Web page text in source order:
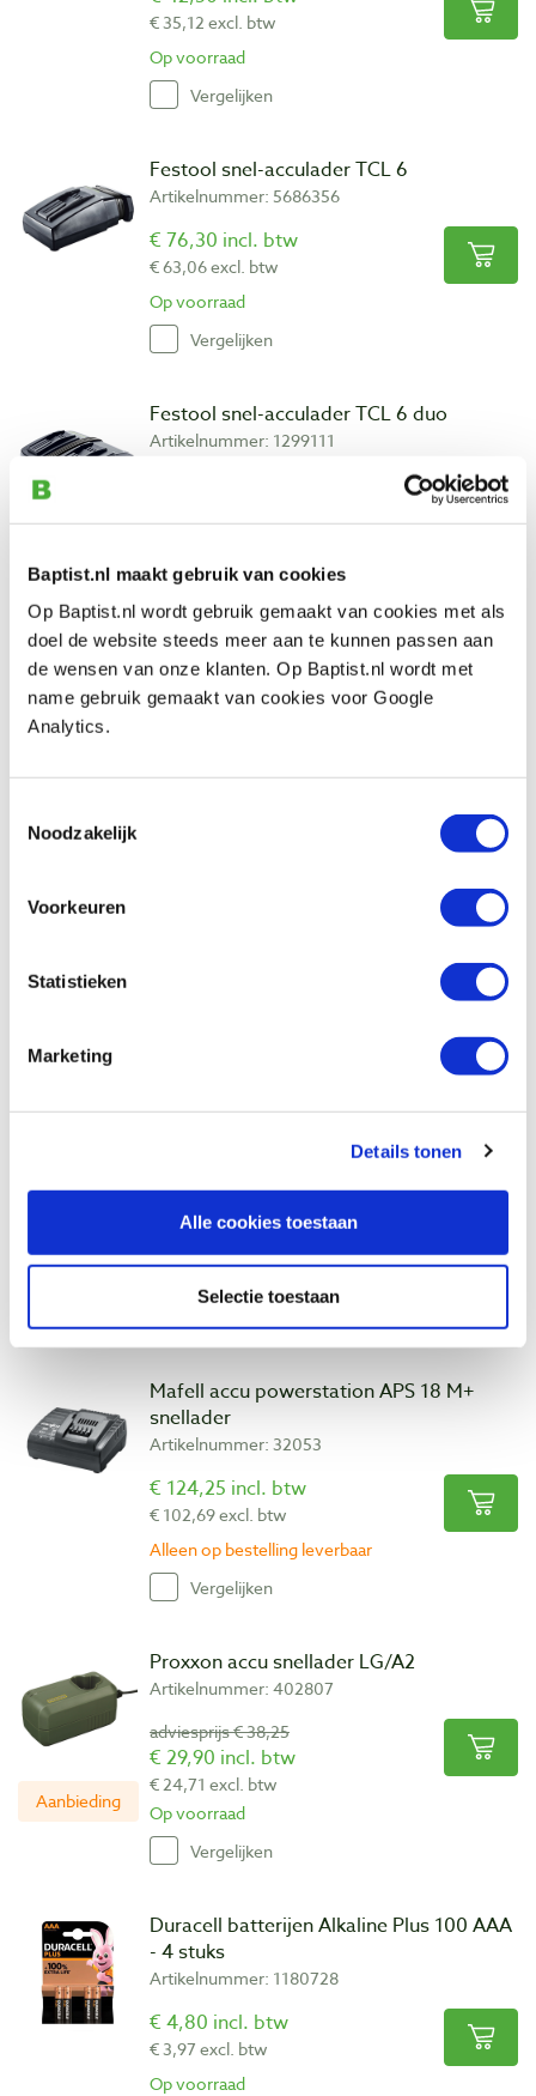
Baptist.nl maakt gebruik van cookies
Op Baptist.nl wordt gebruik gemaakt van cookies met als
doel de website steeds meer aan te kunnen passen aan
de wensen van onze klanten. Op Baptist.nl wordt met
name gebruik gemaakt van cookies voor Google
Analytics.
Noodzakelijk
Voorkeuren
Statistieken
Marketing
Details tonen
Alle cookies toestaan
Selectie toestaan
€ 35,12 excl. btw
Op voorraad
Vergelijken
Festool snel-acculader TCL 6
Artikelnummer: 5686356
€ 76,30 incl. btw
€ 63,06 excl. btw
Op voorraad
Vergelijken
Festool snel-acculader TCL 6 duo
Artikelnummer: 1299111
Vergelijken
Makita startset LXT DC18RD/2XBL1850B
Artikelnummer: 6131812
Makita duo oplader TXT DC18RD
€ 153,00 incl. btw
Mafell accu powerstation APS 18 M+
snellader
Artikelnummer: 32053
€ 124,25 incl. btw
€ 102,69 excl. btw
Alleen op bestelling leverbaar
Vergelijken
Aanbieding
Proxxon accu snellader LG/A2
Artikelnummer: 402807
adviesprijs € 38,25
€ 29,90 incl. btw
€ 24,71 excl. btw
Op voorraad
Vergelijken
Duracell batterijen Alkaline Plus 100 AAA
- 4 stuks
Artikelnummer: 1180728
€ 4,80 incl. btw
€ 3,97 excl. btw
Op voorraad